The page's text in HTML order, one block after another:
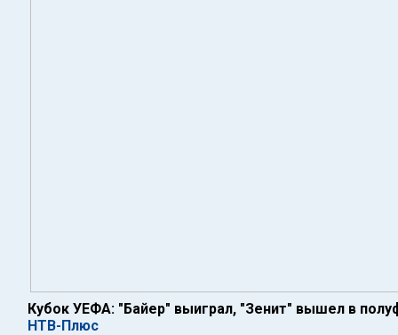
Кубок УЕФА: "Байер" выиграл, "Зенит" вышел в
НТВ-Плюс